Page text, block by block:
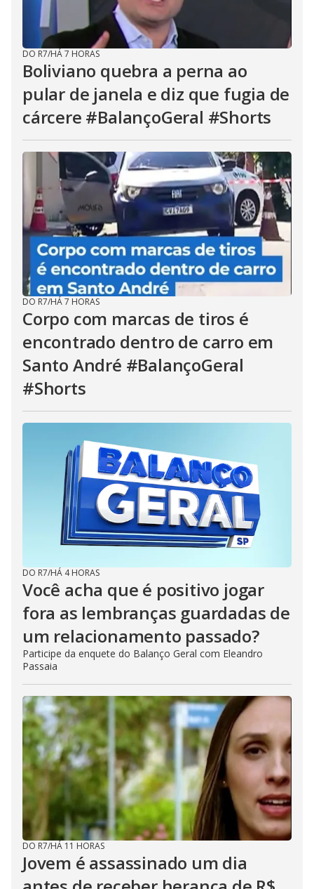
DO R7/HÁ 7 HORAS
Boliviano quebra a perna ao
pular de janela e diz que fugia de
cárcere #BalançoGeral #Shorts
DO R7/HÁ 7 HORAS
Corpo com marcas de tiros é
encontrado dentro de carro em
Santo André #BalançoGeral
#Shorts
DO R7/HÁ 4 HORAS
Você acha que é positivo jogar
fora as lembranças guardadas de
um relacionamento passado?
Participe da enquete do Balanço Geral com Eleandro
Passaia
DO R7/HÁ 11 HORAS
Jovem é assassinado um dia